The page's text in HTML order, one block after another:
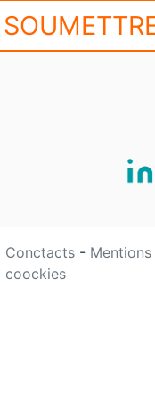
Conctacts -
coockies